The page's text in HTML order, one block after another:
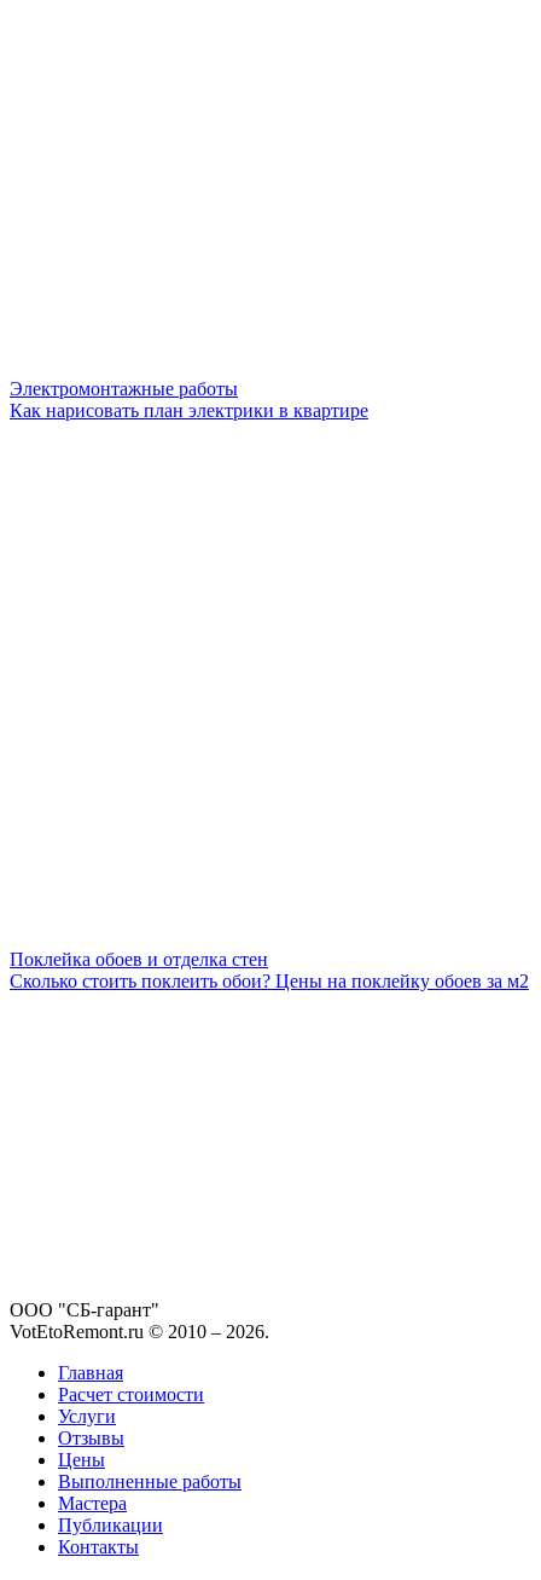
Электромонтажные работы
Как нарисовать план электрики в квартире
Поклейка обоев и отделка стен
Сколько стоить поклеить обои? Цены на поклейку обоев за м2
ООО "СБ-гарант"
VotEtoRemont.ru © 2010 – 2026.
Главная
Расчет стоимости
Услуги
Отзывы
Цены
Выполненные работы
Мастера
Публикации
Контакты